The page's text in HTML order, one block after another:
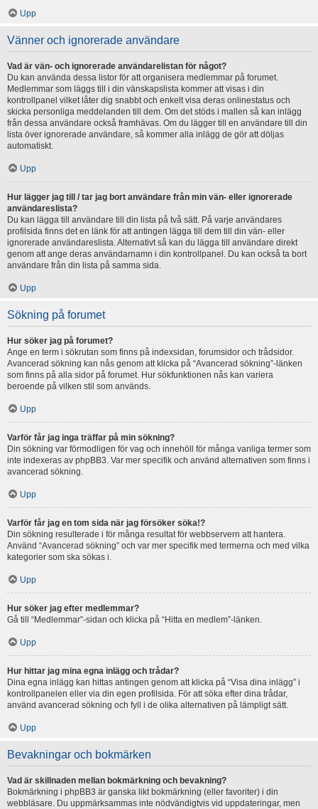
Upp
Vänner och ignorerade användare
Vad är vän- och ignorerade användarelistan för något?
Du kan använda dessa listor för att organisera medlemmar på forumet.
Medlemmar som läggs till i din vänskapslista kommer att visas i din
kontrollpanel vilket låter dig snabbt och enkelt visa deras onlinestatus och
skicka personliga meddelanden till dem. Om det stöds i mallen så kan inlägg
från dessa användare också framhävas. Om du lägger till en användare till din
lista över ignorerade användare, så kommer alla inlägg de gör att döljas
automatiskt.
Upp
Hur lägger jag till / tar jag bort användare från min vän- eller ignorerade
användareslista?
Du kan lägga till användare till din lista på två sätt. På varje användares
profilsida finns det en länk för att antingen lägga till dem till din vän- eller
ignorerade användareslista. Alternativt så kan du lägga till användare direkt
genom att ange deras användarnamn i din kontrollpanel. Du kan också ta bort
användare från din lista på samma sida.
Upp
Sökning på forumet
Hur söker jag på forumet?
Ange en term i sökrutan som finns på indexsidan, forumsidor och trådsidor.
Avancerad sökning kan nås genom att klicka på “Avancerad sökning”-länken
som finns på alla sidor på forumet. Hur sökfunktionen nås kan variera
beroende på vilken stil som används.
Upp
Varför får jag inga träffar på min sökning?
Din sökning var förmodligen för vag och innehöll för många vanliga termer som
inte indexeras av phpBB3. Var mer specifik och använd alternativen som finns i
avancerad sökning.
Upp
Varför får jag en tom sida när jag försöker söka!?
Din sökning resulterade i för många resultat för webbservern att hantera.
Använd “Avancerad sökning” och var mer specifik med termerna och med vilka
kategorier som ska sökas i.
Upp
Hur söker jag efter medlemmar?
Gå till “Medlemmar”-sidan och klicka på “Hitta en medlem”-länken.
Upp
Hur hittar jag mina egna inlägg och trådar?
Dina egna inlägg kan hittas antingen genom att klicka på “Visa dina inlägg” i
kontrollpanelen eller via din egen profilsida. För att söka efter dina trådar,
använd avancerad sökning och fyll i de olika alternativen på lämpligt sätt.
Upp
Bevakningar och bokmärken
Vad är skillnaden mellan bokmärkning och bevakning?
Bokmärkning i phpBB3 är ganska likt bokmärkning (eller favoriter) i din
webbläsare. Du uppmärksammas inte nödvändigtvis vid uppdateringar, men